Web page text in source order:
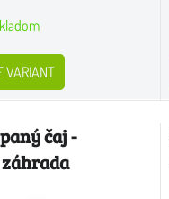
VARIANT
čaj -